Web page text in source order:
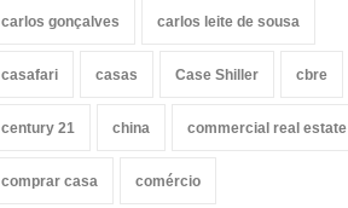
carlos gonçalves carlos leite de sousa
casafari casas Case Shiller cbre
century 21 china commercial real estate
comprar casa comércio